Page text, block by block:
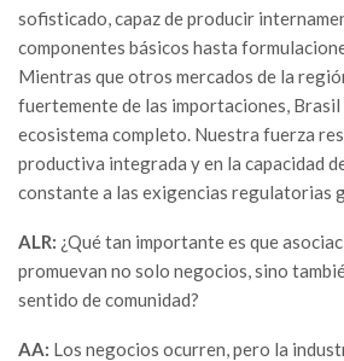
sofisticado, capaz de producir
componentes básicos hasta
Mientras que otros mercados de la
fuertemente de las importaciones,
ecosistema completo. Nuestra fuerza
productiva integrada y en la capacidad
constante a las exigencias regulatorias
ALR: ¿Qué tan importante es que
promuevan no solo negocios, sino
sentido de comunidad?
AA: Los negocios ocurren, pero la